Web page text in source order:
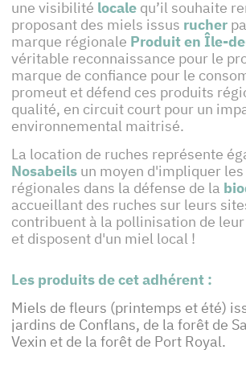
une visibilité locale qu’il souhaite
proposant des miels issus rucher
marque régionale Produit en Île-
véritable reconnaissance pour le
marque de confiance pour le
promeut et défend ces produits
qualité, en circuit court pour un
environnemental maitrisé.
La location de ruches représente
Nosabeils un moyen d'impliquer
régionales dans la défense de la
accueillant des ruches sur leurs
contribuent à la pollinisation de
et disposent d'un miel local !
Les produits de cet adhérent :
Miels de fleurs (printemps et été)
jardins de Conflans, de la forêt de
Vexin et de la forêt de Port Royal.